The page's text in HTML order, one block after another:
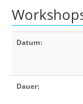
Datum:
Dauer: